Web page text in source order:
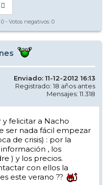
0 - Votos negativos: 0
Enviado: 11-12-2012 16:13
Registrado: 18 años antes
Mensajes: 11.318
felicitar a Nacho
ser nada fácil empezar
de crisis) : por la
, los
) y los precios.
con ellos la
este verano ??